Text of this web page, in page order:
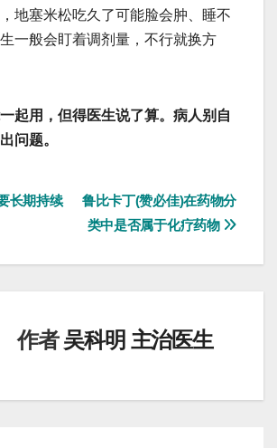
地塞米松吃久了可能脸会肿、睡不
一般会盯着调剂量，不行就换方
起用，但得医生说了算。病人别自
问题。
鲁比卡丁(赞必佳)在药物分
类中是否属于化疗药物
长期持续
作者吴科明 主治医生